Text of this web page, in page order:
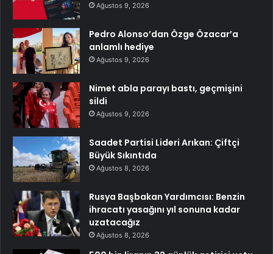
Ağustos 9, 2026
Pedro Alonso’dan Özge Özacar’a
anlamlı hediye
Ağustos 9, 2026
Nimet abla parayı bastı, geçmişini
sildi
Ağustos 9, 2026
Saadet Partisi Lideri Arıkan: Çiftçi
Büyük Sıkıntıda
Ağustos 8, 2026
Rusya Başbakan Yardımcısı: Benzin
ihracatı yasağını yıl sonuna kadar
uzatacağız
Ağustos 8, 2026